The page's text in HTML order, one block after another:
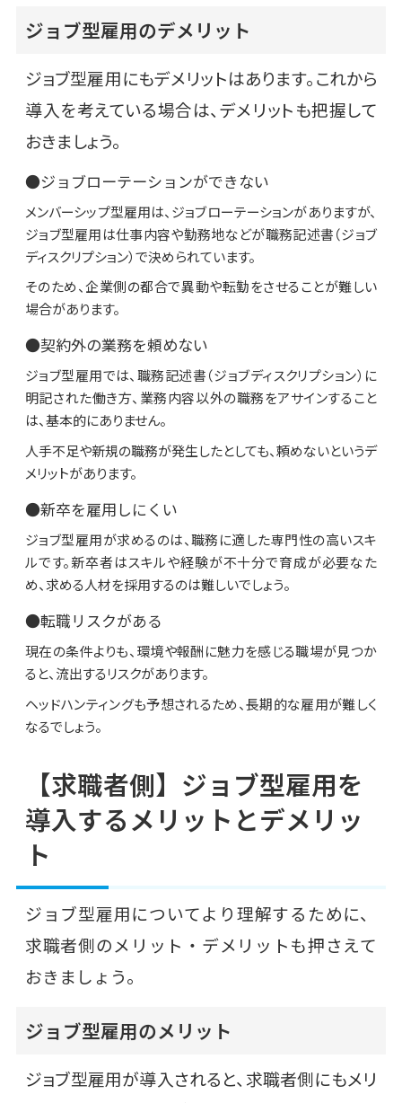
ジョブ型雇用のデメリット
ジョブ型雇用にもデメリットはあります。これから
導入を考えている場合は、デメリットも把握して
おきましょう。
●ジョブローテーションができない
メンバーシップ型雇用は、ジョブローテーションがありますが、
ジョブ型雇用は仕事内容や勤務地などが職務記述書（ジョブ
ディスクリプション）で決められています。
そのため、企業側の都合で異動や転勤をさせることが難しい
場合があります。
●契約外の業務を頼めない
ジョブ型雇用では、職務記述書（ジョブディスクリプション）に
明記された働き方、業務内容以外の職務をアサインすること
は、基本的にありません。
人手不足や新規の職務が発生したとしても、頼めないというデ
メリットがあります。
●新卒を雇用しにくい
ジョブ型雇用が求めるのは、職務に適した専門性の高いスキ
ルです。新卒者はスキルや経験が不十分で育成が必要なた
め、求める人材を採用するのは難しいでしょう。
●転職リスクがある
現在の条件よりも、環境や報酬に魅力を感じる職場が見つか
ると、流出するリスクがあります。
ヘッドハンティングも予想されるため、長期的な雇用が難しく
なるでしょう。
【求職者側】ジョブ型雇用を
導入するメリットとデメリッ
ト
ジョブ型雇用についてより理解するために、
求職者側のメリット・デメリットも押さえて
おきましょう。
ジョブ型雇用のメリット
ジョブ型雇用が導入されると、求職者側にもメリ